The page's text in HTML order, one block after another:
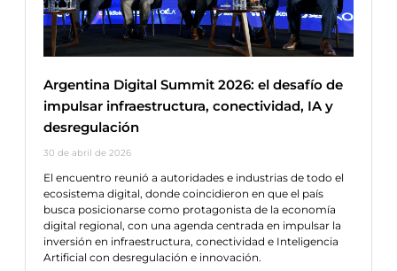
Argentina Digital Summit 2026: el desafío de
impulsar infraestructura, conectividad, IA y
desregulación
30 de abril de 2026
El encuentro reunió a autoridades e industrias de todo el
ecosistema digital, donde coincidieron en que el país
busca posicionarse como protagonista de la economía
digital regional, con una agenda centrada en impulsar la
inversión en infraestructura, conectividad e Inteligencia
Artificial con desregulación e innovación.